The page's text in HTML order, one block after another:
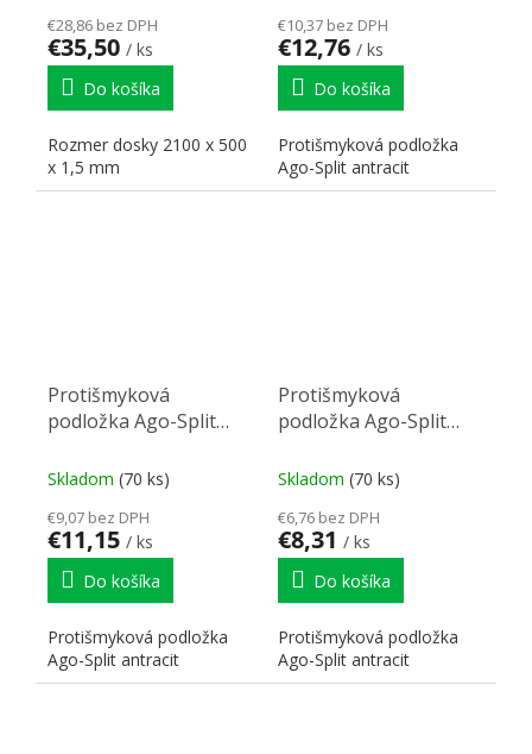
€28,86 bez DPH
€35,50 / ks
Do košíka
Rozmer dosky 2100 x 500
x 1,5 mm
€10,37 bez DPH
€12,76 / ks
Do košíka
Protišmyková podložka
Ago-Split antracit
Protišmyková
podložka Ago-Split
Skladom (70 ks)
€9,07 bez DPH
€11,15 / ks
Do košíka
Protišmyková podložka
Ago-Split antracit
Protišmyková
podložka Ago-Split
Skladom (70 ks)
€6,76 bez DPH
€8,31 / ks
Do košíka
Protišmyková podložka
Ago-Split antracit